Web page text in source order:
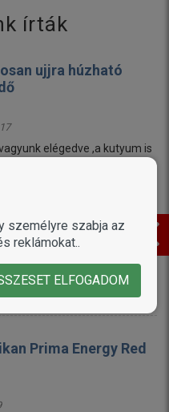
írták
ujjra húzható
elégedve ,a kutyum is
Adult Active Pork &
A kutyáim szeretik. 🙂
Prima Energy Red
személyre szabja az
reklámokat..
ELFOGADOM